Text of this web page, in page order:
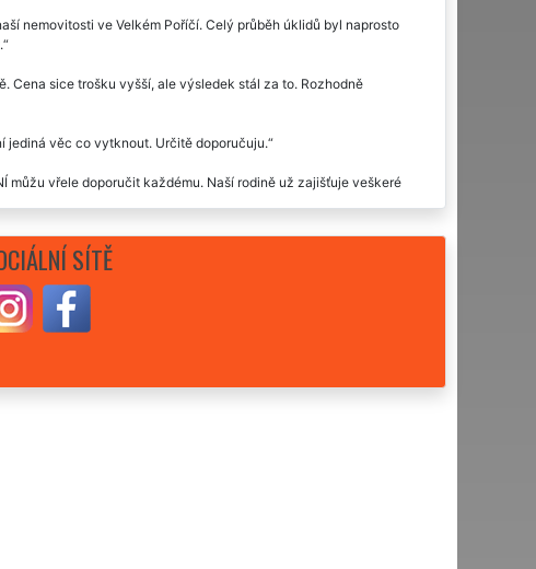
nemovitosti ve Velkém Poříčí. Celý průběh úklidů byl naprosto
Cena sice trošku vyšší, ale výsledek stál za to. Rozhodně
jediná věc co vytknout. Určitě doporučuju.
můžu vřele doporučit každému. Naší rodině už zajišťuje veškeré
Rozhodně doporučuji.
SÍTĚ